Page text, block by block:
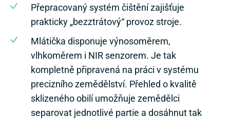
Přepracovaný systém čištění zajišťuje
prakticky „bezztrátový“ provoz stroje.
Mlátička disponuje výnosoměrem,
vlhkoměrem i NIR senzorem. Je tak
kompletně připravená na práci v systému
precizního zemědělství. Přehled o kvalitě
sklizeného obilí umožňuje zemědělci
separovat jednotlivé partie a dosáhnut tak